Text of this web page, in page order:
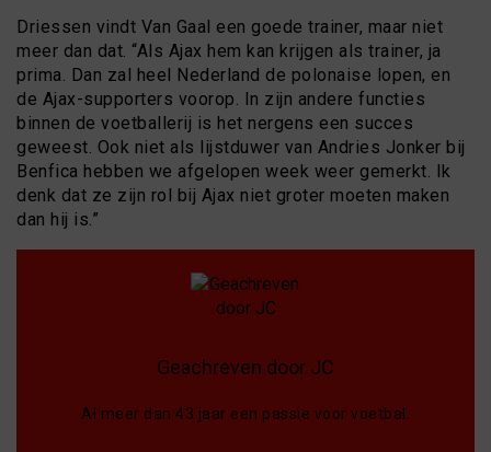
Driessen vindt Van Gaal een goede trainer, maar niet
meer dan dat. “Als Ajax hem kan krijgen als trainer, ja
prima. Dan zal heel Nederland de polonaise lopen, en
de Ajax-supporters voorop. In zijn andere functies
binnen de voetballerij is het nergens een succes
geweest. Ook niet als lijstduwer van Andries Jonker bij
Benfica hebben we afgelopen week weer gemerkt. Ik
denk dat ze zijn rol bij Ajax niet groter moeten maken
dan hij is.”
Geachreven door JC
Al meer dan 43 jaar een passie voor voetbal.